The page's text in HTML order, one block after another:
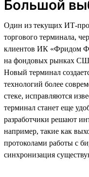
Большой
Один из текущих ИТ-
торгового терминала,
клиентов ИК «Фридом
на фондовых рынках
Новый терминал
технологий более
стеке, исправляются
терминал станет еще
разработчики решают
например, такие как
протоколами работы с
синхронизация